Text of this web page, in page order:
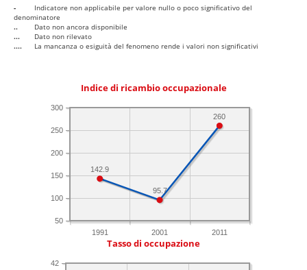
-
Indicatore non applicabile per valore nullo o poco significativo del
denominatore
..
Dato non ancora disponibile
...
Dato non rilevato
....
La mancanza o esiguità del fenomeno rende i valori non significativi
Indice di ricambio occupazionale
1991 2001 2011
50
100
150
200
250
300
260
95.7
142.9
Tasso di occupazione
42